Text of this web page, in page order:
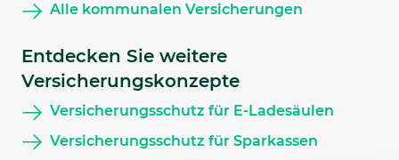
Alle kommunalen Versicherungen
Entdecken Sie weitere
Versicherungskonzepte
Versicherungsschutz für E-Ladesäulen
Versicherungsschutz für Sparkassen